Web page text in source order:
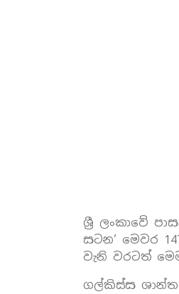
ශ්‍රී ලංකාවේ
සටන’ මෙවර
වැනි වරටත්
ගල්කිස්ස ශාන්ත